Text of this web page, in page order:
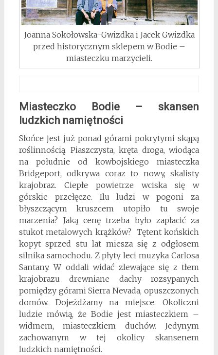
Joanna Sokołowska-Gwizdka i Jacek Gwizdka
przed historycznym sklepem w Bodie –
miasteczku marzycieli.
Miasteczko Bodie – skansen
ludzkich namiętności
Słońce jest już ponad górami pokrytymi skąpą
roślinnością. Piaszczysta, kręta droga, wiodąca
na południe od kowbojskiego miasteczka
Bridgeport, odkrywa coraz to nowy, skalisty
krajobraz. Ciepłe powietrze wciska się w
górskie przełęcze. Ilu ludzi w pogoni za
błyszczącym kruszcem utopiło tu swoje
marzenia? Jaką cenę trzeba było zapłacić za
stukot metalowych krążków? Tętent końskich
kopyt sprzed stu lat miesza się z odgłosem
silnika samochodu. Z płyty leci muzyka Carlosa
Santany. W oddali widać zlewające się z tłem
krajobrazu drewniane dachy rozsypanych
pomiędzy górami Sierra Nevada, opuszczonych
domów. Dojeżdżamy na miejsce. Okoliczni
ludzie mówią, że Bodie jest miasteczkiem –
widmem, miasteczkiem duchów. Jedynym
zachowanym w tej okolicy skansenem
ludzkich namiętności.